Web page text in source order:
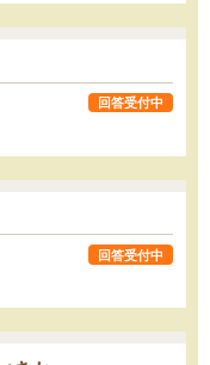
回答受付中
回答受付中